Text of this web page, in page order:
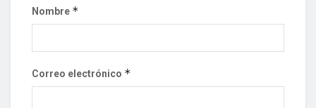
Nombre *
Correo electrónico *